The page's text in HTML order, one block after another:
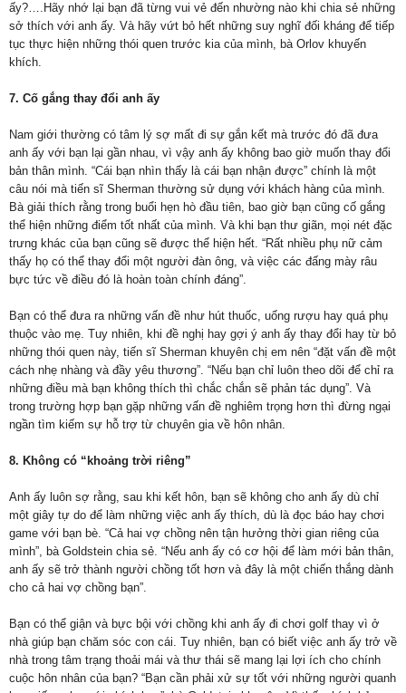
ấy?….Hãy nhớ lại bạn đã từng vui vẻ đến nhường nào khi chia sẻ những
sở thích với anh ấy. Và hãy vứt bỏ hết những suy nghĩ đối kháng để tiếp
tục thực hiện những thói quen trước kia của mình, bà Orlov khuyến
khích.
7. Cố gắng thay đổi anh ấy
Nam giới thường có tâm lý sợ mất đi sự gắn kết mà trước đó đã đưa
anh ấy với bạn lại gần nhau, vì vậy anh ấy không bao giờ muốn thay đổi
bản thân mình. “Cái bạn nhìn thấy là cái bạn nhận được” chính là một
câu nói mà tiến sĩ Sherman thường sử dụng với khách hàng của mình.
Bà giải thích rằng trong buổi hẹn hò đầu tiên, bao giờ bạn cũng cố gắng
thể hiện những điểm tốt nhất của mình. Và khi bạn thư giãn, mọi nét đặc
trưng khác của bạn cũng sẽ được thể hiện hết. “Rất nhiều phụ nữ cảm
thấy họ có thể thay đổi một người đàn ông, và việc các đấng mày râu
bực tức về điều đó là hoàn toàn chính đáng”.
Bạn có thể đưa ra những vấn đề như hút thuốc, uống rượu hay quá phụ
thuộc vào mẹ. Tuy nhiên, khi đề nghị hay gợi ý anh ấy thay đổi hay từ bỏ
những thói quen này, tiến sĩ Sherman khuyên chị em nên “đặt vấn đề một
cách nhẹ nhàng và đầy yêu thương”. “Nếu bạn chỉ luôn theo dõi để chỉ ra
những điều mà bạn không thích thì chắc chắn sẽ phản tác dụng”. Và
trong trường hợp bạn gặp những vấn đề nghiêm trọng hơn thì đừng ngại
ngần tìm kiếm sự hỗ trợ từ chuyên gia về hôn nhân.
8. Không có “khoảng trời riêng”
Anh ấy luôn sợ rằng, sau khi kết hôn, bạn sẽ không cho anh ấy dù chỉ
một giây tự do để làm những việc anh ấy thích, dù là đọc báo hay chơi
game với bạn bè. “Cả hai vợ chồng nên tận hưởng thời gian riêng của
mình”, bà Goldstein chia sẻ. “Nếu anh ấy có cơ hội để làm mới bản thân,
anh ấy sẽ trở thành người chồng tốt hơn và đây là một chiến thắng dành
cho cả hai vợ chồng bạn”.
Bạn có thể giận và bực bội với chồng khi anh ấy đi chơi golf thay vì ở
nhà giúp bạn chăm sóc con cái. Tuy nhiên, bạn có biết việc anh ấy trở về
nhà trong tâm trạng thoải mái và thư thái sẽ mang lại lợi ích cho chính
cuộc hôn nhân của bạn? “Bạn cần phải xử sự tốt với những người quanh